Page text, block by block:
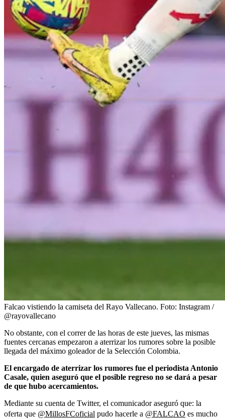
Falcao vistiendo la camiseta del Rayo Vallecano. Foto: Instagram /
@rayovallecano
No obstante, con el correr de las horas de este jueves, las mismas
fuentes cercanas empezaron a aterrizar los rumores sobre la posible
llegada del máximo goleador de la Selección Colombia.
El encargado de aterrizar los rumores fue el periodista Antonio
Casale, quien aseguró que el posible regreso no se dará a pesar
de que hubo acercamientos.
Mediante su cuenta de Twitter, el comunicador aseguró que: la
oferta que @MillosFCoficial pudo hacerle a @FALCAO es mucho